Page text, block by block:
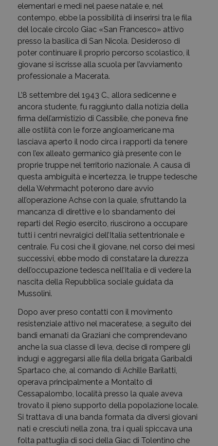
elementari e medi nel paese natale e, nel
contempo, ebbe la possibilità di inserirsi tra le fila
del locale circolo Giac «San Francesco» attivo
presso la basilica di San Nicola. Desideroso di
poter continuare il proprio percorso scolastico, il
giovane si iscrisse alla scuola per l’avviamento
professionale a Macerata.
L’8 settembre del 1943 C., allora sedicenne e
ancora studente, fu raggiunto dalla notizia della
firma dell’armistizio di Cassibile, che poneva fine
alle ostilità con le forze angloamericane ma
lasciava aperto il nodo circa i rapporti da tenere
con l’ex alleato germanico già presente con le
proprie truppe nel territorio nazionale. A causa di
questa ambiguità e incertezza, le truppe tedesche
della Wehrmacht poterono dare avvio
all’operazione Achse con la quale, sfruttando la
mancanza di direttive e lo sbandamento dei
reparti del Regio esercito, riuscirono a occupare
tutti i centri nevralgici dell’Italia settentrionale e
centrale. Fu così che il giovane, nel corso dei mesi
successivi, ebbe modo di constatare la durezza
dell’occupazione tedesca nell’Italia e di vedere la
nascita della Repubblica sociale guidata da
Mussolini.
Dopo aver preso contatti con il movimento
resistenziale attivo nel maceratese, a seguito dei
bandi emanati da Graziani che comprendevano
anche la sua classe di leva, decise di rompere gli
indugi e aggregarsi alle fila della brigata Garibaldi
Spartaco che, al comando di Achille Barilatti,
operava principalmente a Montalto di
Cessapalombo, località presso la quale aveva
trovato il pieno supporto della popolazione locale.
Si trattava di una banda formata da diversi giovani
nati e cresciuti nella zona, tra i quali spiccava una
folta pattuglia di soci della Giac di Tolentino che